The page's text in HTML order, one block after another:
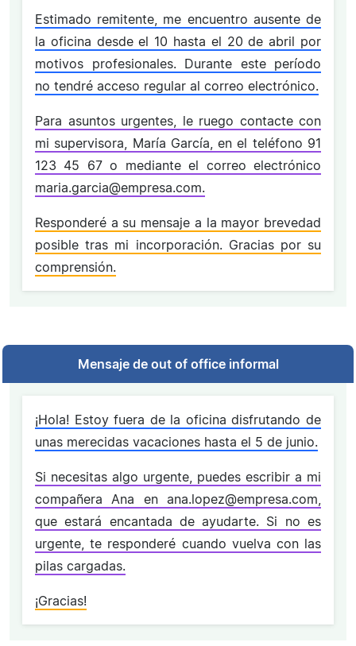
Estimado remitente, me encuentro ausente de
la oficina desde el 10 hasta el 20 de abril por
motivos profesionales. Durante este período
no tendré acceso regular al correo electrónico.
Para asuntos urgentes, le ruego contacte con
mi supervisora, María García, en el teléfono 91
123 45 67 o mediante el correo electrónico
maria.garcia@empresa.com.
Responderé a su mensaje a la mayor brevedad
posible tras mi incorporación. Gracias por su
comprensión.
Mensaje de out of office informal
¡Hola! Estoy fuera de la oficina disfrutando de
unas merecidas vacaciones hasta el 5 de junio.
Si necesitas algo urgente, puedes escribir a mi
compañera Ana en ana.lopez@empresa.com,
que estará encantada de ayudarte. Si no es
urgente, te responderé cuando vuelva con las
pilas cargadas.
¡Gracias!